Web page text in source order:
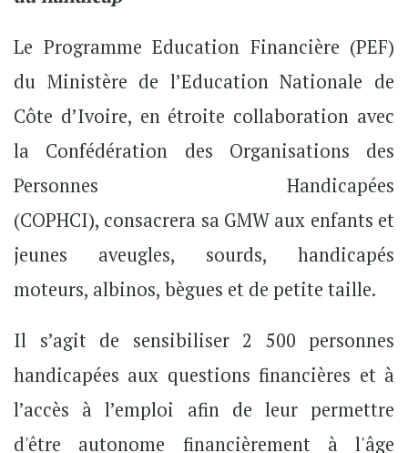
Le Programme Education Financière (PEF)
du Ministère de l’Education Nationale de
Côte d’Ivoire, en étroite collaboration avec
la Confédération des Organisations des
Personnes Handicapées
(COPHCI), consacrera sa GMW aux enfants et
jeunes aveugles, sourds, handicapés
moteurs, albinos, bègues et de petite taille.
Il s’agit de sensibiliser 2 500 personnes
handicapées aux questions financières et à
l’accès à l’emploi afin de leur permettre
d'être autonome financièrement à l'âge